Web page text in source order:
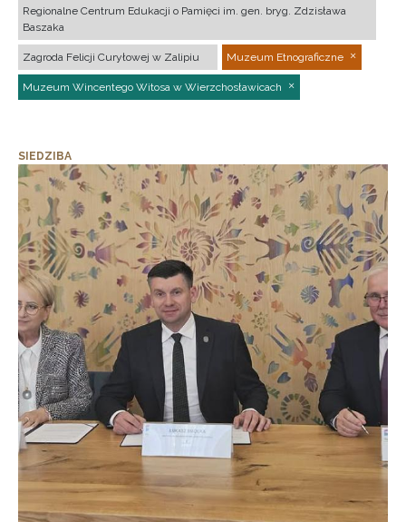
Regionalne Centrum Edukacji o Pamięci im. gen. bryg. Zdzisława
Baszaka
Zagroda Felicji Curyłowej w Zalipiu Muzeum Etnograficzne
Muzeum Wincentego Witosa w Wierzchosławicach
SIEDZIBA